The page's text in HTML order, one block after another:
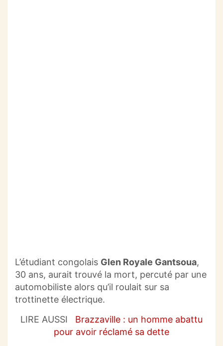
L’étudiant congolais Glen Royale Gantsoua,
30 ans, aurait trouvé la mort, percuté par une
automobiliste alors qu’il roulait sur sa
trottinette électrique.
LIRE AUSSI
Brazzaville : un homme abattu
pour avoir réclamé sa dette